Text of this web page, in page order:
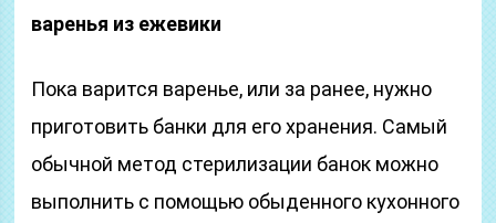
варенья из ежевики
Пока варится варенье, или за ранее, нужно
приготовить банки для его хранения. Самый
обычной метод стерилизации банок можно
выполнить с помощью обыденного кухонного